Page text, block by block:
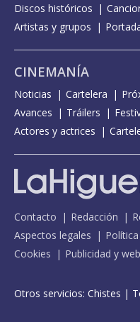
Discos históricos
Artistas y grupos
CINEMANÍA
Noticias Cartelera
Avances
Tráilers
Actores y actrices
Contacto Redacción
Aspectos legales
Cookies
Publicidad y
Otros servicios: Chistes |